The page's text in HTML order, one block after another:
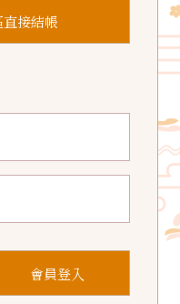
接結帳
會員登入